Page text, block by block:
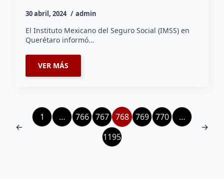
30 abril, 2024 admin
El Instituto Mexicano del Seguro Social (IMSS) en
Querétaro informó…
VER MÁS
←
1 … 766 767 768 769 770
…
1195
→